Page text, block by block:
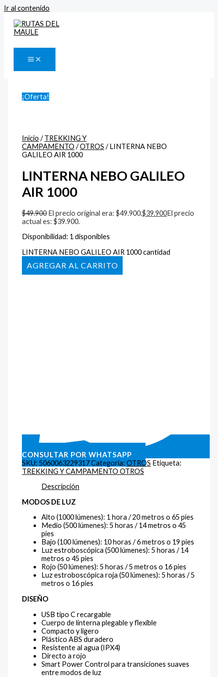
Ir al contenido
¡Oferta!
Inicio /TREKKING Y
CAMPAMENTO /OTROS / LINTERNA NEBO
GALILEO AIR 1000
LINTERNA NEBO GALILEO
AIR 1000
$49.900 El precio original era: $49.900.$39.900El precio
actual es: $39.900.
Disponibilidad: 1 disponibles
LINTERNA NEBO GALILEO AIR 1000 cantidad
AÑADIR AL CARRITO
CONSULTAR POR WHATSAPP
SKU:5060063229317Categoría:OTROS Etiqueta:
TREKKING Y CAMPAMENTO OTROS
Descripción
MODOS DE LUZ
Alto (1000 lúmenes): 1 hora / 20 metros o 65 pies
Medio (500 lúmenes): 5 horas / 14 metros o 45
pies
Bajo (100 lúmenes): 10 horas / 6 metros o 19 pies
Luz estroboscópica (500 lúmenes): 5 horas / 14
metros o 45 pies
Rojo (50 lúmenes): 5 horas / 5 metros o 16 pies
Luz estroboscópica roja (50 lúmenes): 5 horas / 5
metros o 16 pies
DISEÑO
USB tipo C recargable
Cuerpo de linterna plegable y flexible
Compacto y ligero
Plástico ABS duradero
Resistente al agua (IPX4)
Directo a rojo
Smart Power Control para transiciones suaves
entre modos de luz